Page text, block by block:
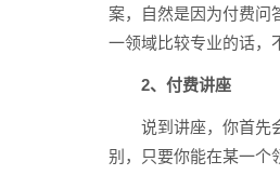
案，自然是因为付费问
一领域比较专业的话，
2、付费讲座
说到讲座，你首先
别，只要你能在某一个